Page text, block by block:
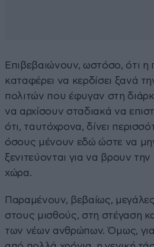
Επιβεβαιώνουν, ωστόσο, ότι η
καταφέρει να κερδίσει ξανά
πολιτών που έφυγαν στη
να αρχίσουν σταδιακά να
ότι, ταυτόχρονα, δίνει
όσους μένουν εδώ ώστε να
ξενιτεύονται για να βρουν
χώρα.
Παραμένουν, βεβαίως,
στους μισθούς, στη στέγαση
των νέων ανθρώπων. Όμως,